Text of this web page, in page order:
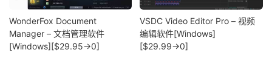
WonderFox Document
Manager – 文档管理软件
[Windows][$29.95→0]
VSDC Video Editor Pro – 视频
编辑软件[Windows]
[$29.99→0]